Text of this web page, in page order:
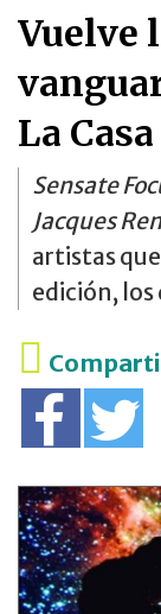
Vuelve
La
Sensate
Jacques
artistas
edición,